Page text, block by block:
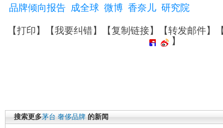
品牌倾向报告 成全球 微博 香奈儿 研究院
【打印】【我要纠错】【复制链接】【转发邮件】
】
搜索更多茅台 奢侈品牌 的新闻